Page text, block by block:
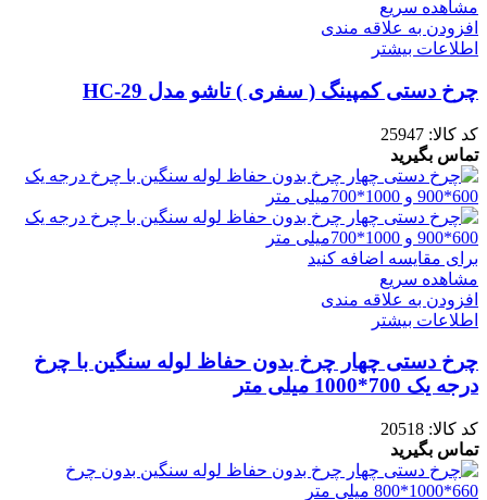
مشاهده سریع
افزودن به علاقه مندی
اطلاعات بیشتر
چرخ دستی کمپینگ ( سفری ) تاشو مدل HC-29
کد کالا: 25947
تماس بگیرید
برای مقایسه اضافه کنید
مشاهده سریع
افزودن به علاقه مندی
اطلاعات بیشتر
چرخ دستی چهار چرخ بدون حفاظ لوله سنگین با چرخ
درجه یک 700*1000 میلی متر
کد کالا: 20518
تماس بگیرید